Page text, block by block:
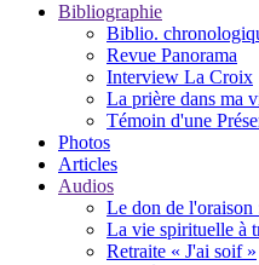
Bibliographie
Biblio.
Revue Panorama
Interview La Croix
La prière dans ma
Témoin d'une
Photos
Articles
Audios
Le don de l'oraison
La vie spirituelle à
Retraite « J'ai soif »